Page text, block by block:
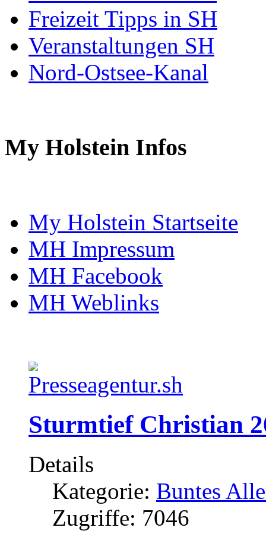
Freizeit Tipps in SH
Veranstaltungen SH
Nord-Ostsee-Kanal
My Holstein Infos
My Holstein Startseite
MH Impressum
MH Facebook
MH Weblinks
Sturmtief Christian
Details
Kategorie: Buntes
Zugriffe: 7046